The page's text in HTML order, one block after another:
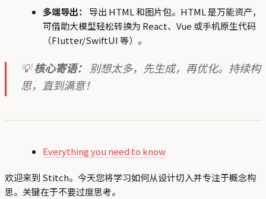
多端导出：
导出 HTML 和图片包。HTML 是万能资产，
可借助大模型轻松转换为 React、Vue 或手机原生代码
（Flutter/SwiftUI 等）。
💡核心寄语：
别想太多，先生成，再优化。持续构
思，直到满意！
Everything you need to know
欢迎来到 Stitch。今天您将学习如何从设计切入并专注于概念构
思。关键在于不要过度思考。